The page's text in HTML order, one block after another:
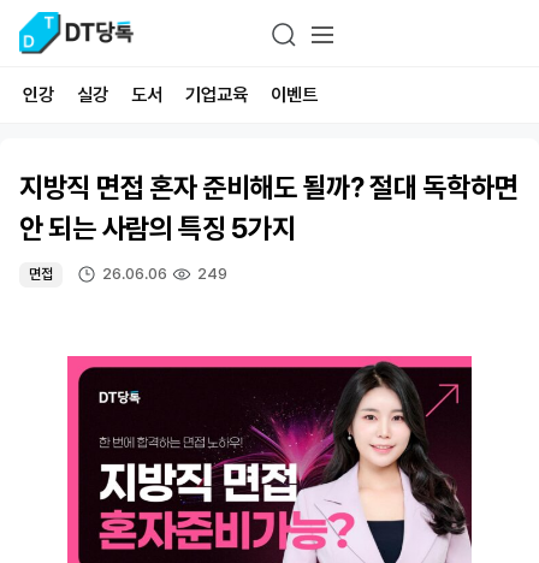
인강 실강 도서 기업교육 이벤트
지방직 면접 혼자 준비해도 될까? 절대 독학하면
안 되는 사람의 특징 5가지
면접 26.06.06 249